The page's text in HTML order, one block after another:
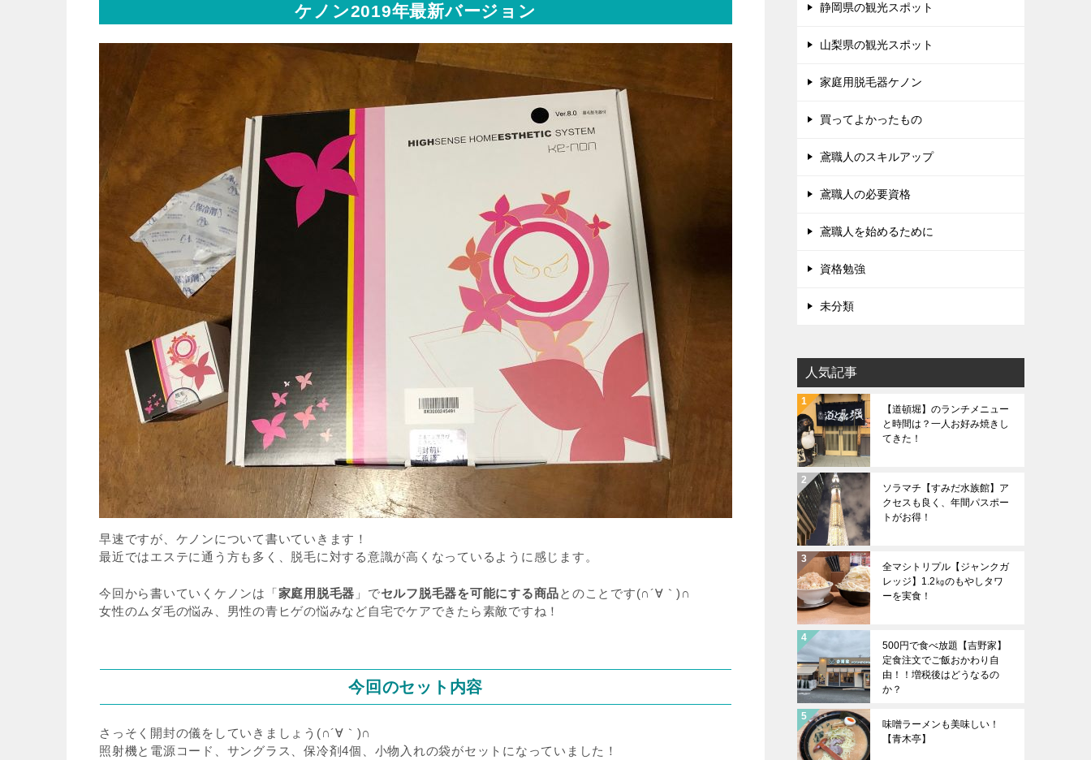
ケノン2019年最新バージョン
早速ですが、ケノンについて書いていきます！
最近ではエステに通う方も多く、脱毛に対する意識が高くなっているように感じます。
今回から書いていくケノンは「家庭用脱毛器 」でセルフ脱毛器を可能にする商品とのことです(∩´∀｀)∩
女性のムダ毛の悩み、男性の青ヒゲの悩みなど自宅でケアできたら素敵ですね！
今回のセット内容
さっそく開封の儀をしていきましょう(∩´∀｀)∩
照射機と電源コード、サングラス、保冷剤4個、小物入れの袋がセットになっていました！
静岡県の観光スポット
山梨県の観光スポット
家庭用脱毛器ケノン
買ってよかったもの
鳶職人のスキルアップ
鳶職人の必要資格
鳶職人を始めるために
資格勉強
未分類
人気記事
【道頓堀】のランチメニュー
と時間は？一人お好み焼きし
てきた！
ソラマチ【すみだ水族館】ア
クセスも良く、年間パスポー
トがお得！
全マシトリプル【ジャンクガ
レッジ】1.2㎏のもやしタワ
ーを実食！
500円で食べ放題【吉野家】
定食注文でご飯おかわり自
由！！増税後はどうなるの
か？
味噌ラーメンも美味しい！
【青木亭】